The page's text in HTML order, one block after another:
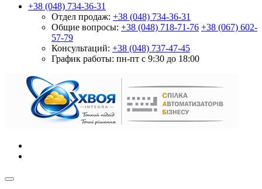
+38 (048) 734-36-31
Отдел продаж: +38 (048) 734-36-31
Общие вопросы: +38 (048) 718-71-76 +38 (067) 602-
57-79
Консультаций: +38 (048) 737-47-45
График работы: пн-пт с 9:30 до 18:00